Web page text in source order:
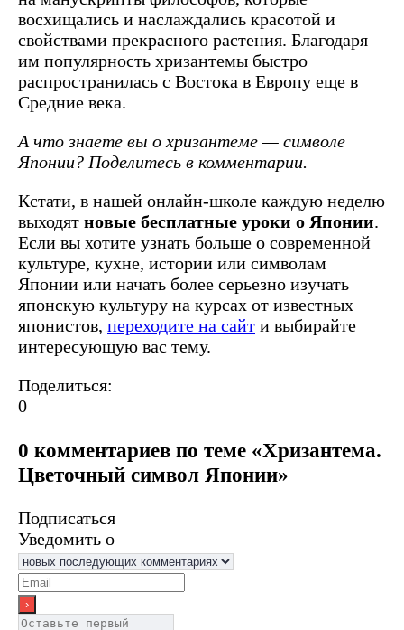
восхищались и наслаждались красотой и
свойствами прекрасного растения. Благодаря
им популярность хризантемы быстро
распространилась с Востока в Европу еще в
Средние века.
А что знаете вы о хризантеме — символе
Японии? Поделитесь в комментарии.
Кстати, в нашей онлайн-школе каждую неделю
выходят новые бесплатные уроки о Японии.
Если вы хотите узнать больше о современной
культуре, кухне, истории или символам
Японии или начать более серьезно изучать
японскую культуру на курсах от известных
японистов, переходите на сайт и выбирайте
интересующую вас тему.
Поделиться:
0
0 комментариев по теме «Хризантема.
Цветочный символ Японии»
Подписаться
Уведомить о